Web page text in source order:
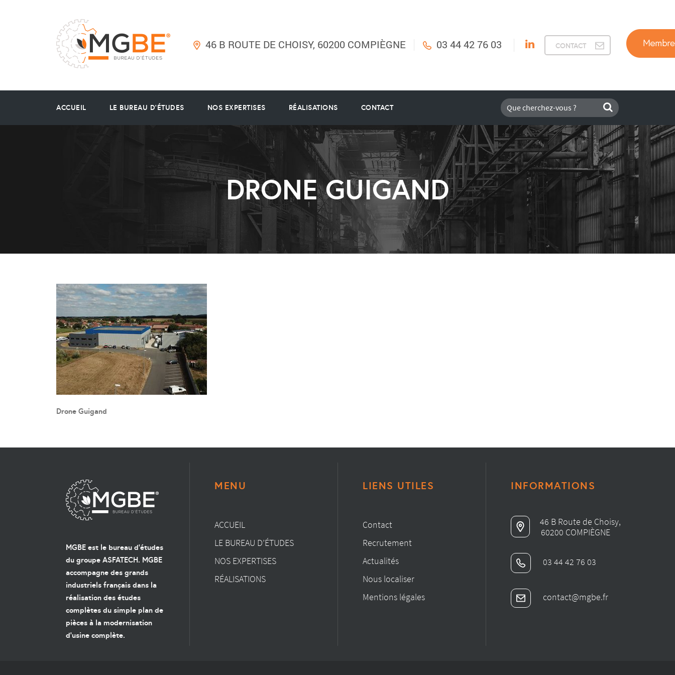
46 B ROUTE DE CHOISY, 60200 COMPIÈGNE 03 44 42 76 03 CONTACT
ACCUEIL LE BUREAU D’ÉTUDES NOS EXPERTISES RÉALISATIONS CONTACT
DRONE GUIGAND
Drone Guigand
MGBE est le bureau d'études
du groupe ASFATECH. MGBE
accompagne des grands
industriels français dans la
réalisation des études
complètes du simple plan de
pièces à la modernisation
d'usine complète.
MENU
ACCUEIL
LE BUREAU D’ÉTUDES
NOS EXPERTISES
RÉALISATIONS
LIENS UTILES
Contact
Recrutement
Actualités
Nous localiser
Mentions légales
INFORMATIONS
46 B Route de Choisy,
60200 COMPIÈGNE
03 44 42 76 03
contact@mgbe.fr